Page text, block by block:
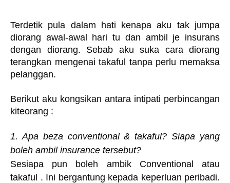
Terdetik pula dalam hati kenapa aku tak jumpa
diorang awal-awal hari tu dan ambil je insurans
dengan diorang. Sebab aku suka cara diorang
terangkan mengenai takaful tanpa perlu memaksa
pelanggan.
Berikut aku kongsikan antara intipati perbincangan
kiteorang :
1. Apa beza conventional & takaful? Siapa yang
boleh ambil insurance tersebut?
Sesiapa pun boleh ambik Conventional atau
takaful . Ini bergantung kepada keperluan peribadi.